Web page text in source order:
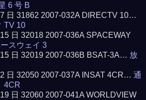
6 号 B
日 31862 2007-032A DIRECTV 10…
TV 10
日 32018 2007-036A SPACEWAY
スウェイ 3
日 32019 2007-036B BSAT-3A… 放
日 32050 2007-037A INSAT 4CR…通
4CR
日 32060 2007-041A WORLDVIEW